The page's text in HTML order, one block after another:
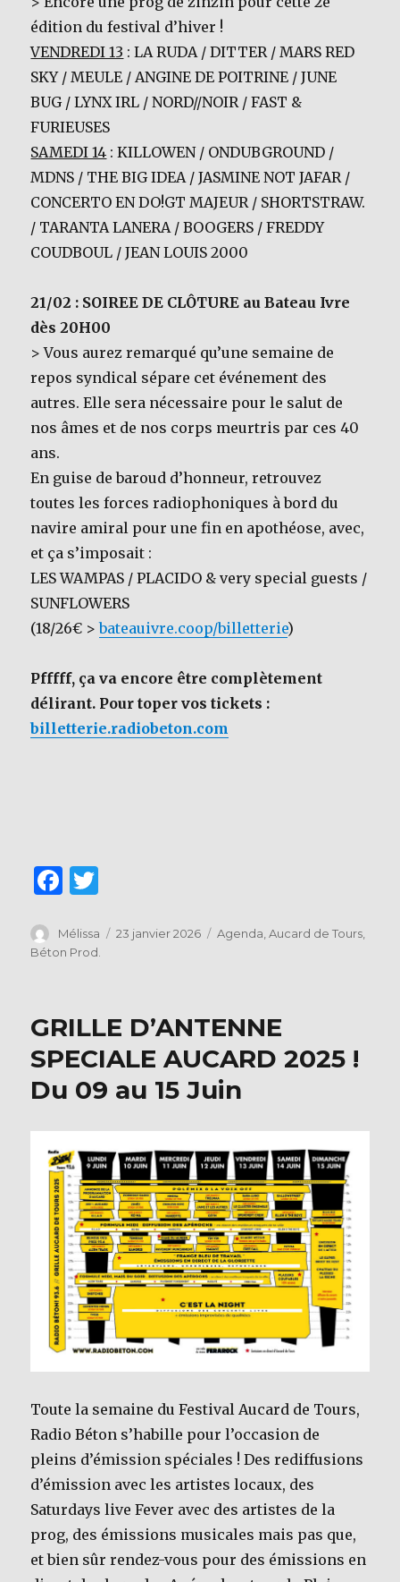
édition du festival d’hiver !
VENDREDI 13 : LA RUDA / DITTER / MARS RED
SKY / MEULE / ANGINE DE POITRINE / JUNE
BUG / LYNX IRL / NORD//NOIR / FAST &
FURIEUSES
SAMEDI 14 : KILLOWEN / ONDUBGROUND /
MDNS / THE BIG IDEA / JASMINE NOT JAFAR /
CONCERTO EN DO!GT MAJEUR / SHORTSTRAW.
/ TARANTA LANERA / BOOGERS / FREDDY
COUDBOUL / JEAN LOUIS 2000
21/02 : SOIREE DE CLÔTURE au Bateau Ivre
dès 20H00
> Vous aurez remarqué qu’une semaine de
repos syndical sépare cet événement des
autres. Elle sera nécessaire pour le salut de
nos âmes et de nos corps meurtris par ces 40
ans.
En guise de baroud d’honneur, retrouvez
toutes les forces radiophoniques à bord du
navire amiral pour une fin en apothéose, avec,
et ça s’imposait :
LES WAMPAS / PLACIDO & very special guests /
SUNFLOWERS
(18/26€ >bateauivre.coop/billetterie)
Pfffff, ça va encore être complètement
délirant. Pour toper vos tickets :
billetterie.radiobeton.com
F
c
e
o
o
k
it
te
Auteur
Mélissa
Publié
23 janvier 2026 Catégories
Agenda ,Aucard de Tours
Béton Prod.
GRILLE D’ANTENNE
SPECIALE AUCARD 2025 !
Du 09 au 15 Juin
Toute la semaine du Festival Aucard de Tours,
Radio Béton s’habille pour l’occasion de
pleins d’émission spéciales ! Des rediffusions
d’émission avec les artistes locaux, des
Saturdays live Fever avec des artistes de la
prog, des émissions musicales mais pas que,
et bien sûr rendez-vous pour des émissions en